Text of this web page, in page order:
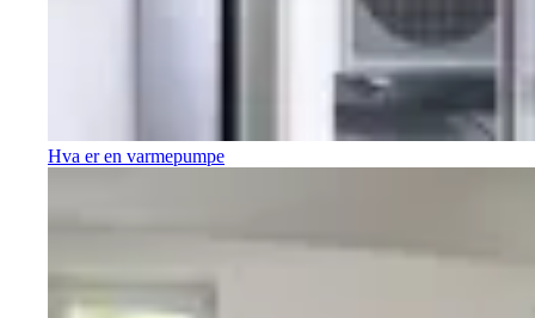
Hva er en varmepumpe